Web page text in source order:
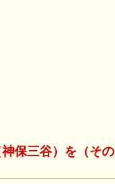
保三谷）を（その